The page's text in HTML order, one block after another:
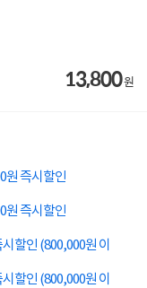
13,800원
원 즉시할인
원 즉시할인
할인 (800,000원 이
할인 (800,000원 이